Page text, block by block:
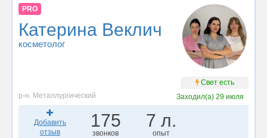
PRO
Катерина Веклич
косметолог
Свет есть
р-н. Металлургический
Заходил(а)29 июля
Добавить
отзыв
175
звонков
7 л.
опыт